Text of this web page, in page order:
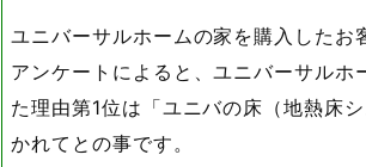
ユニバーサルホームの家を購入したお
アンケートによると、ユニバーサルホ
た理由第1位は「ユニバの床（地熱床
かれてとの事です。